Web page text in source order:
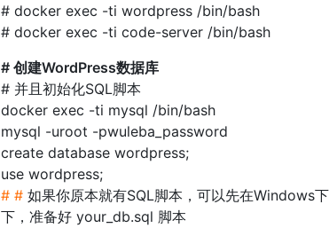
# docker exec -ti wordpress /bin/bash
# docker exec -ti code-server /bin/bash
# 创建WordPress数据库
# 并且初始化SQL脚本
docker exec -ti mysql /bin/bash
mysql -uroot -pwuleba_password
create database wordpress;
use wordpress;
# # 如果你原本就有SQL脚本，可以先在Windows
下，准备好 your_db.sql 脚本